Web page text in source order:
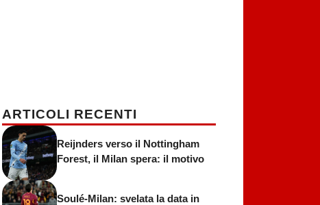
ARTICOLI RECENTI
Reijnders verso il Nottingham
Forest, il Milan spera: il motivo
Soulé-Milan: svelata la data in